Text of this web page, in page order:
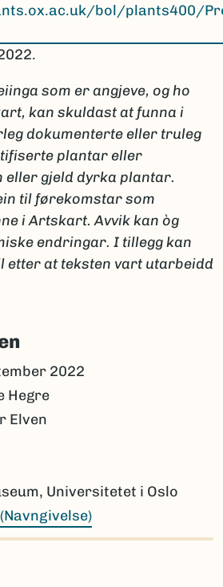
bol/plants400/
som er angjeve, og ho
kan skuldast at funna i
dokumenterte eller truleg
plantar eller
gjeld dyrka plantar.
til førekomstar som
i Artskart. Avvik kan òg
endringar. I tillegg kan
etter at teksten vart utarbeidd
2022
Hegre
Elven
Universitetet i Oslo